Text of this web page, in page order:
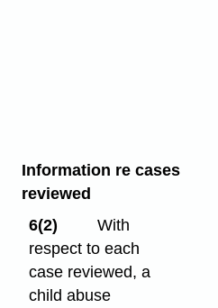
Information re cases
reviewed
6(2)
With
respect to each
case reviewed, a
child abuse